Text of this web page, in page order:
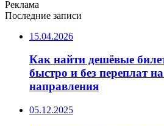
Реклама
Последние записи
15.04.2026
Как найти дешёвые
быстро и без переплат
направления
05.12.2025